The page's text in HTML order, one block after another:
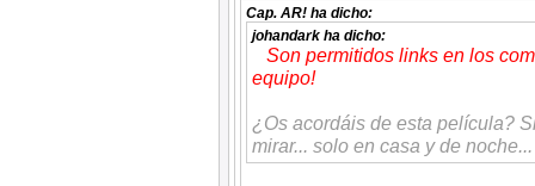
Cap. AR! ha dicho:
johandark ha dicho:
Son permitidos links en los
equipo!
¿Os acordáis de esta película?
mirar... solo en casa y de